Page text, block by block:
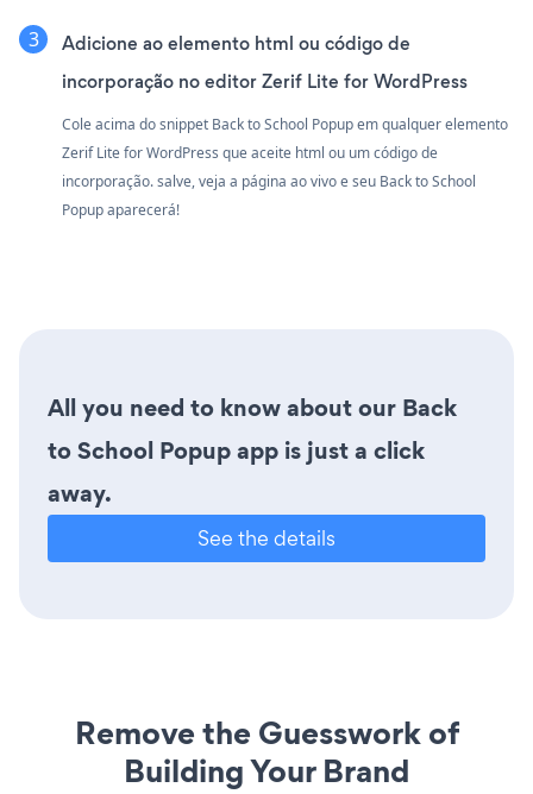
Adicione ao elemento html ou código de
incorporação no editor Zerif Lite for WordPress
Cole acima do snippet Back to School Popup em qualquer elemento
Zerif Lite for WordPress que aceite html ou um código de
incorporação. salve, veja a página ao vivo e seu Back to School
Popup aparecerá!
All you need to know about our Back
to School Popup app is just a click
away.
See the details
Remove the Guesswork of
Building Your Brand